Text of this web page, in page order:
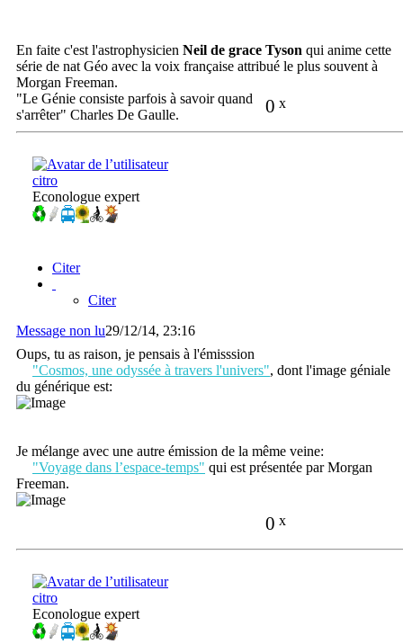
En faite c'est l'astrophysicien Neil de grace Tyson qui anime cette
série de nat Géo avec la voix française attribué le plus souvent à
Morgan Freeman.
0 x
"Le Génie consiste parfois à savoir quand
s'arrêter" Charles De Gaulle.
citro
Econologue expert
Citer
Citer
Message non lu29/12/14, 23:16
Oups, tu as raison, je pensais à l'émisssion
"Cosmos, une odyssée à travers l'univers", dont l'image géniale
du générique est:
Je mélange avec une autre émission de la même veine:
"Voyage dans l’espace-temps" qui est présentée par Morgan
Freeman.
0 x
citro
Econologue expert